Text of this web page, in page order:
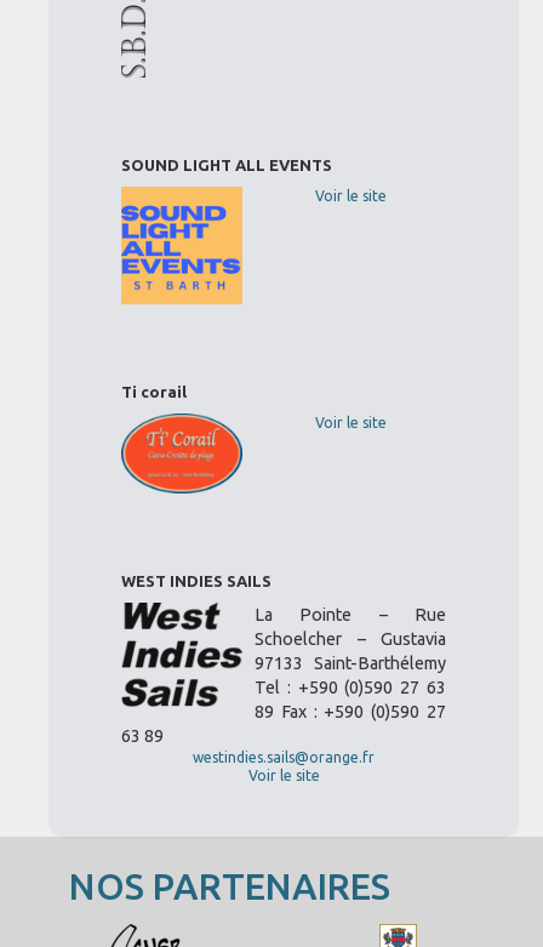
SOUND LIGHT ALL EVENTS
Voir le site
Ti corail
Voir le site
WEST INDIES SAILS
La Pointe – Rue
Schoelcher – Gustavia
97133 Saint-Barthélemy
Tel : +590 (0)590 27 63
89 Fax : +590 (0)590 27
63 89
westindies.sails@orange.fr
Voir le site
NOS PARTENAIRES